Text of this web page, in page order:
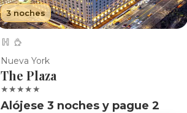
Nueva York
The Plaza
3 noches
★★★★★
Alójese 3 noches y pague 2